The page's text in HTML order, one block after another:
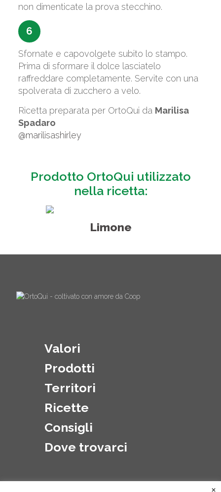
non dimenticate la prova stecchino.
6
Sfornate e capovolgete subito lo stampo.
Prima di sformare il dolce lasciatelo
raffreddare completamente. Servite con una
spolverata di zucchero a velo.
Ricetta preparata per OrtoQui da Marilisa
Spadaro
@marilisashirley
Prodotto OrtoQui utilizzato
nella ricetta:
Limone
Valori
Prodotti
Territori
Ricette
Consigli
Dove trovarci
×